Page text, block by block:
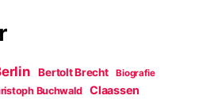
Bertolt Brecht Biografie
Buchwald Claassen